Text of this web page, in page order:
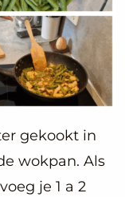
gekookt in
wokpan. Als
je 1 a 2